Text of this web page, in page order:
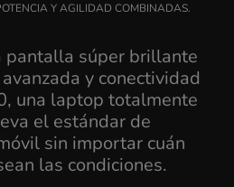
Y AGILIDAD COMBINADAS.
pantalla súper brillante
y conectividad
una laptop totalmente
el estándar de
sin importar cuán
las condiciones.